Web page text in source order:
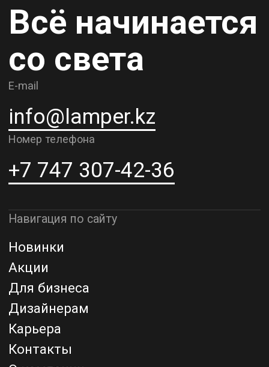
Контакты
О компании
Рассрочка и кредит
к5
Адрес шоурума в г. Астана
г. Астана, ул. Мангилик Ел. д.21
Благодарим за внимание к Lamper.kz.
До встречи в ваших будущих
Политика конфиденциальности